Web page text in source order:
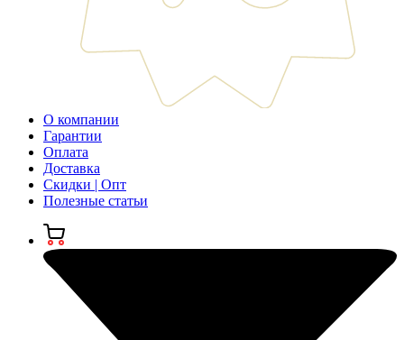
О компании
Гарантии
Оплата
Доставка
Скидки | Опт
Полезные статьи